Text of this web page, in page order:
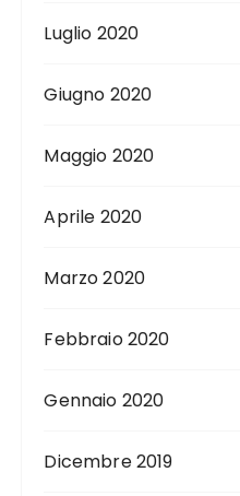
Luglio 2020
Giugno 2020
Maggio 2020
Aprile 2020
Marzo 2020
Febbraio 2020
Gennaio 2020
Dicembre 2019